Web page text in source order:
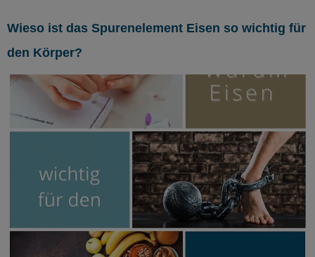
Wieso ist das Spurenelement Eisen so wichtig für
den Körper?